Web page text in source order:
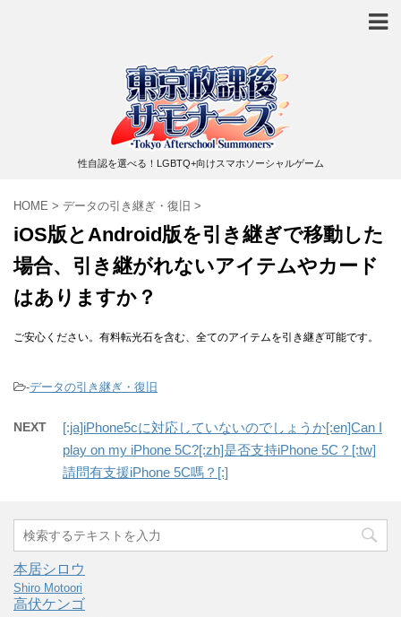
性自認を選べる！LGBTQ+向けスマホソーシャルゲーム
HOME > データの引き継ぎ・復旧 >
iOS版とAndroid版を引き継ぎで移動した
場合、引き継がれないアイテムやカード
はありますか？
ご安心ください。有料転光石を含む、全てのアイテムを引き継ぎ可能です。
-データの引き継ぎ・復旧
NEXT
[:ja]iPhone5cに対応していないのでしょうか[:en]Can I
play on my iPhone 5C?[:zh]是否支持iPhone 5C？[:tw]
請問有支援iPhone 5C嗎？[:]
本居シロウ
Shiro Motoori
高伏ケンゴ